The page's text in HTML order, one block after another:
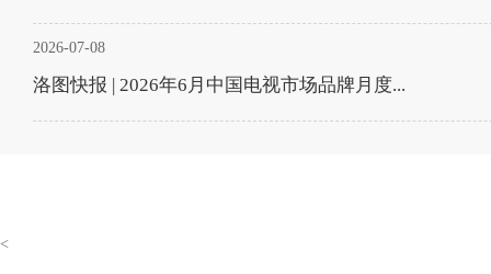
2026-07-08
洛图快报 | 2026年6月中国电视市场品牌月度...
<